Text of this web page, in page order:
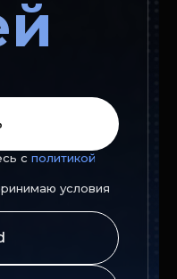
с политикой
условия